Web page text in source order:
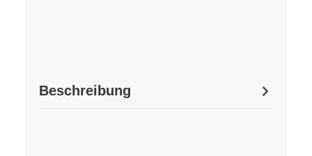
Beschreibung